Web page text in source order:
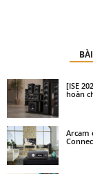
[ISE
hoàn
Arcam